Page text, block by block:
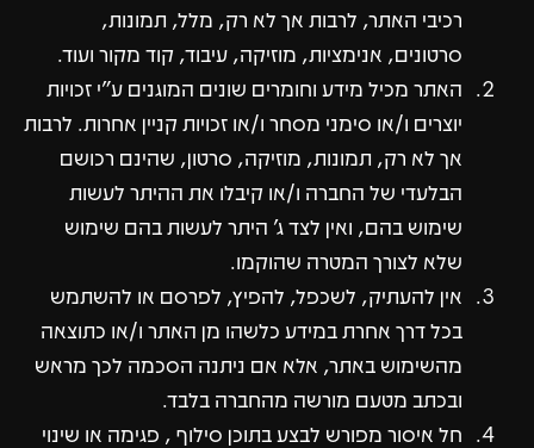
רכיבי האתר, לרבות אך לא רק, מלל, תמונות,
סרטונים, אנימציות, מוזיקה, עיבוד, קוד מקור ועוד.
האתר מכיל מידע וחומרים שונים המוגנים ע"י זכויות
יוצרים ו/או סימני מסחר ו/או זכויות קניין אחרות. לרבות
אך לא רק, תמונות, מוזיקה, סרטון, שהינם רכושם
הבלעדי של החברה ו/או קיבלו את ההיתר לעשות
שימוש בהם, ואין לצד ג' היתר לעשות בהם שימוש
שלא לצורך המטרה שהוקמו.
אין להעתיק, לשכפל, להפיץ, לפרסם או להשתמש
בכל דרך אחרת במידע כלשהו מן האתר ו/או כתוצאה
מהשימוש באתר, אלא אם ניתנה הסכמה לכך מראש
ובכתב מטעם מורשה מהחברה בלבד.
חל איסור מפורש לבצע בתוכן סילוף , פגימה או שינוי